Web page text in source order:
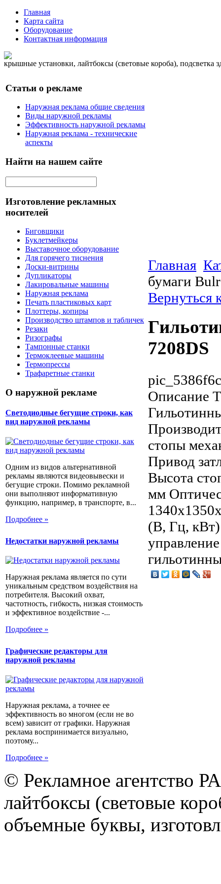
Главная
Карта сайта
Оборудование
Контактная информация
крышные установки, лайтбоксы (световые короба), подсветка
Статьи о рекламе
Наружная реклама общие сведения
Виды наружной рекламы
Эффективность наружной рекламы
Наружная реклама - технические
аспекты
Найти на нашем сайте
Изготовление рекламных
носителей
Биговщики
Буклетмейкеры
Выставочное оборудование
Для горячего тиснения
Доски-витрины
Дупликаторы
Лакировальные машины
Наружная реклама
Печать пластиковых карт
Плоттеры, копиры
Производство штампов и табличек
Резаки
Ризографы
Тампонные станки
Термоклеевые машины
Термопрессы
Трафаретные станки
О наружной рекламе
Светодиодные бегущие строки, как
вид наружной рекламы
Одним из видов альтернативной
рекламы являются видеовывески и
бегущие строки. Помимо рекламной
они выполняют информативную
функцию, например, в транспорте, в...
Подробнее »
Недостатки наружной рекламы
Наружная реклама является по сути
уникальным средством воздействия на
потребителя. Высокий охват,
частотность, гибкость, низкая стоимость
и эффективное воздействие -...
Подробнее »
Графические редакторы для
наружной рекламы
Наружная реклама, а точнее ее
эффективность во многом (если не во
всем) зависит от графики. Наружная
реклама воспринимается визуально,
поэтому...
Подробнее »
Главная
бумаги
Вернуться
7208DS
Описание
стопы
Привод
Высота
мм
(В, Гц,
© Рекламное агентство
лайтбоксы (световые
объемные буквы,